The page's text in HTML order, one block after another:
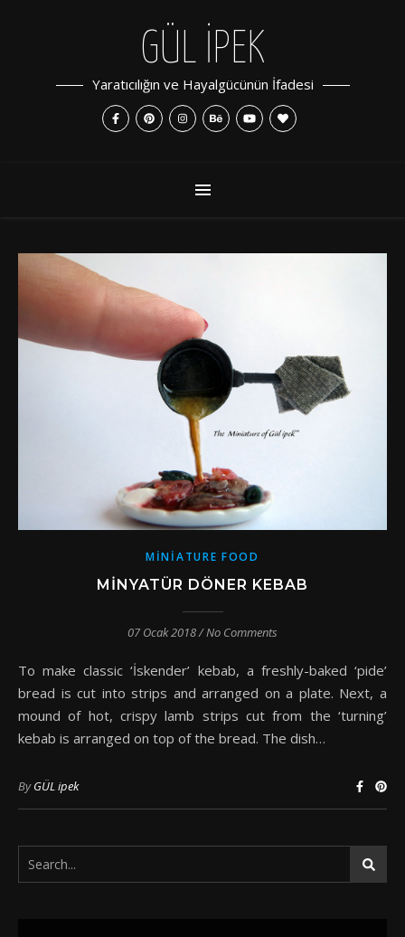
GÜL İPEK
Yaratıcılığın ve Hayalgücünün İfadesi
MINIATURE FOOD
MINYATÜR DÖNER KEBAB
07 Ocak 2018/No Comments
To make classic ‘İskender’ kebab, a freshly-baked ‘pide’
bread is cut into strips and arranged on a plate. Next, a
mound of hot, crispy lamb strips cut from the ‘turning’
kebab is arranged on top of the bread. The dish…
ByGÜL ipek